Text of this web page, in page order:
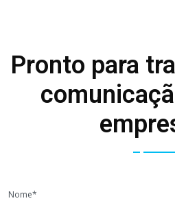
Pronto para
Nome*